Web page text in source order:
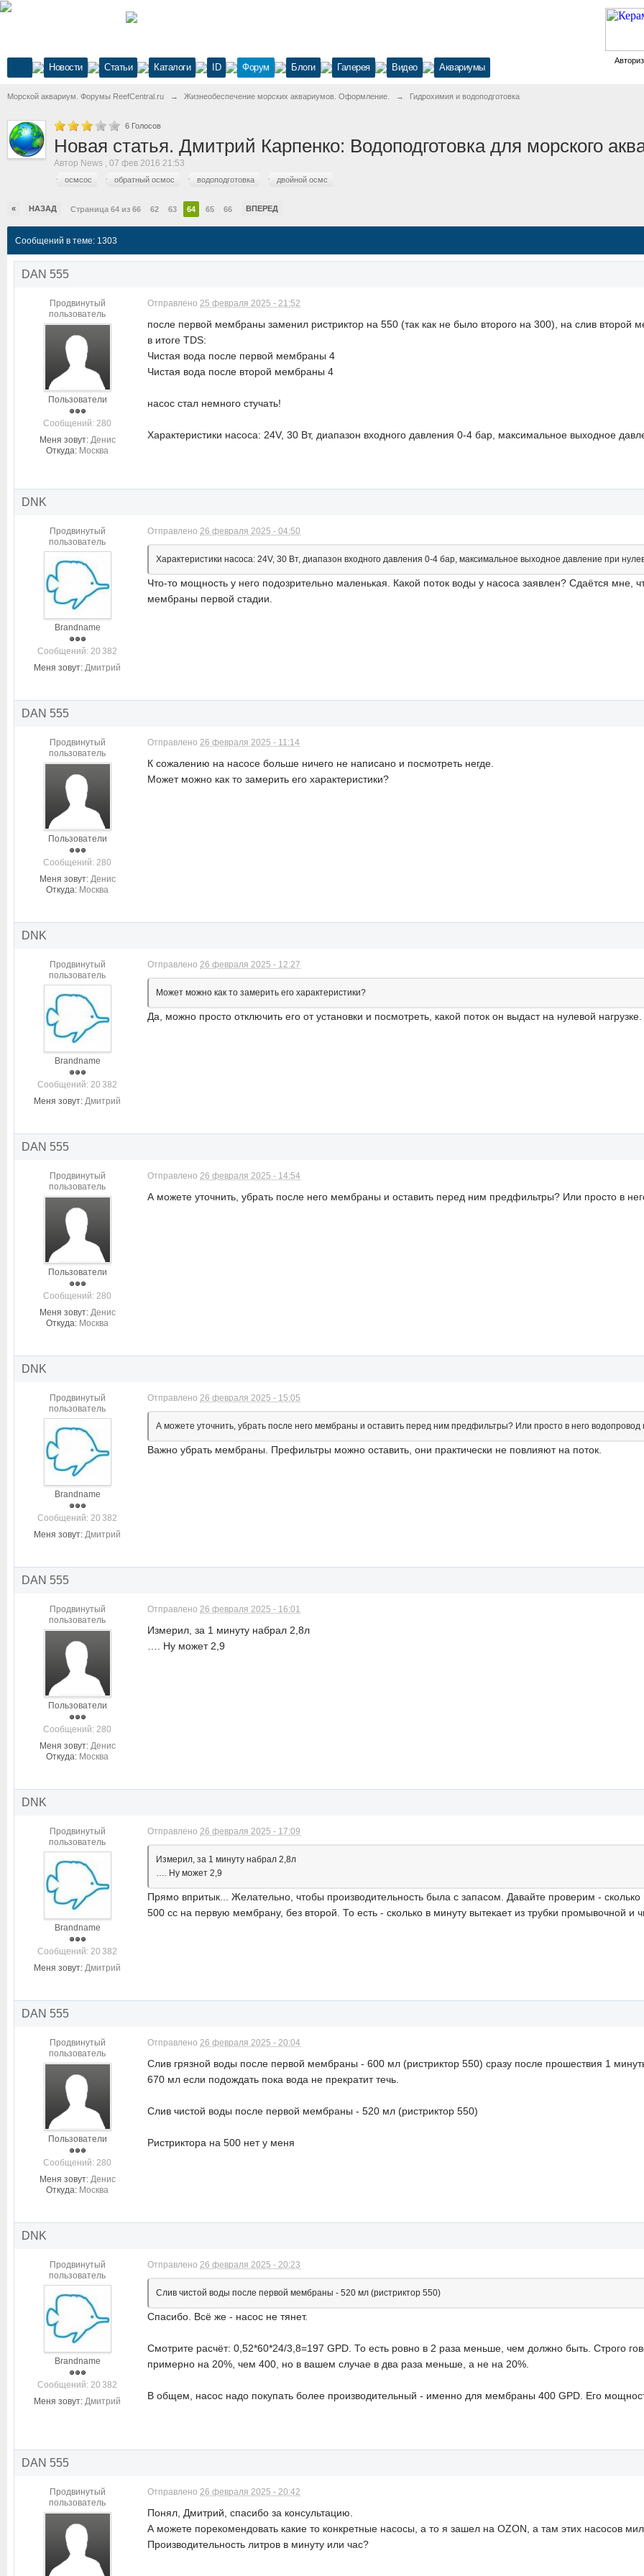
Новости Статьи Каталоги ID Форум Блоги Галерея Видео Аквариумы
Морской аквариум. Форумы ReefCentral.ru → Жизнеобеспечение морских аквариумов. Оформление. → Гидрохимия и водоподготовка
6 Голосов
Новая статья. Дмитрий Карпенко: Водоподготовка для морского
Автор News , 07 фев 2016 21:53
осмсос обратный осмос водоподготовка двойной осмс
« НАЗАД Страница 64 из 66 62 63 64 65 66 ВПЕРЕД
Сообщений в теме: 1303
DAN 555
Продвинутый
пользователь
Пользователи
Cообщений: 280
Меня зовут: Денис
Откуда: Москва
Отправлено 25 февраля 2025 - 21:52
после первой мембраны заменил ристриктор на 550 (так как не было второго на 300), на слив второй
в итоге TDS:
Чистая вода после первой мембраны 4
Чистая вода после второй мембраны 4
насос стал немного стучать!
Характеристики насоса: 24V, 30 Вт, диапазон входного давления 0-4 бар, максимальное выходное
DNK
Продвинутый
пользователь
Brandname
Cообщений: 20 382
Меня зовут: Дмитрий
Отправлено 26 февраля 2025 - 04:50
Характеристики насоса: 24V, 30 Вт, диапазон входного давления 0-4 бар, максимальное выходное давление при
Что-то мощность у него подозрительно маленькая. Какой поток воды у насоса заявлен? Сдаётся мне,
мембраны первой стадии.
DAN 555
Продвинутый
пользователь
Пользователи
Cообщений: 280
Меня зовут: Денис
Откуда: Москва
Отправлено 26 февраля 2025 - 11:14
К сожалению на насосе больше ничего не написано и посмотреть негде.
Может можно как то замерить его характеристики?
DNK
Продвинутый
пользователь
Brandname
Cообщений: 20 382
Меня зовут: Дмитрий
Отправлено 26 февраля 2025 - 12:27
Может можно как то замерить его характеристики?
Да, можно просто отключить его от установки и посмотреть, какой поток он выдаст на нулевой
DAN 555
Продвинутый
пользователь
Пользователи
Cообщений: 280
Меня зовут: Денис
Откуда: Москва
Отправлено 26 февраля 2025 - 14:54
А можете уточнить, убрать после него мембраны и оставить перед ним предфильтры? Или просто в
DNK
Продвинутый
пользователь
Brandname
Cообщений: 20 382
Меня зовут: Дмитрий
Отправлено 26 февраля 2025 - 15:05
А можете уточнить, убрать после него мембраны и оставить перед ним предфильтры? Или просто в него
Важно убрать мембраны. Префильтры можно оставить, они практически не повлияют на поток.
DAN 555
Продвинутый
пользователь
Пользователи
Cообщений: 280
Меня зовут: Денис
Откуда: Москва
Отправлено 26 февраля 2025 - 16:01
Измерил, за 1 минуту набрал 2,8л
…. Ну может 2,9
DNK
Продвинутый
пользователь
Brandname
Cообщений: 20 382
Меня зовут: Дмитрий
Отправлено 26 февраля 2025 - 17:09
Измерил, за 1 минуту набрал 2,8л
…. Ну может 2,9
Прямо впритык... Желательно, чтобы производительность была с запасом. Давайте проверим -
500 сс на первую мембрану, без второй. То есть - сколько в минуту вытекает из трубки промывочной и
DAN 555
Продвинутый
пользователь
Пользователи
Cообщений: 280
Меня зовут: Денис
Откуда: Москва
Отправлено 26 февраля 2025 - 20:04
Слив грязной воды после первой мембраны - 600 мл (ристриктор 550) сразу после прошествия 1
670 мл если подождать пока вода не прекратит течь.
Слив чистой воды после первой мембраны - 520 мл (ристриктор 550)
Ристриктора на 500 нет у меня
DNK
Продвинутый
пользователь
Brandname
Cообщений: 20 382
Меня зовут: Дмитрий
Отправлено 26 февраля 2025 - 20:23
Слив чистой воды после первой мембраны - 520 мл (ристриктор 550)
Спасибо. Всё же - насос не тянет.
Смотрите расчёт: 0,52*60*24/3,8=197 GPD. То есть ровно в 2 раза меньше, чем должно быть. Строго
примерно на 20%, чем 400, но в вашем случае в два раза меньше, а не на 20%.
В общем, насос надо покупать более производительный - именно для мембраны 400 GPD. Его
DAN 555
Продвинутый
пользователь
Отправлено 26 февраля 2025 - 20:42
Понял, Дмитрий, спасибо за консультацию.
А можете порекомендовать какие то конкретные насосы, а то я зашел на OZON, а там этих насосов
Производительность литров в минуту или час?